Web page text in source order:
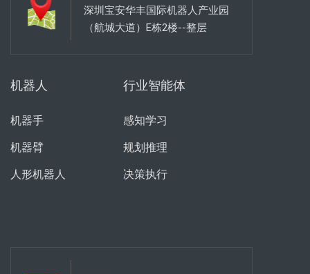
深圳宝安华丰国际机器人产业园
（航城大道）E栋2楼--整层
机器人
机器手
机器臂
人形机器人
行业智能体
感知学习
规划推理
决策执行